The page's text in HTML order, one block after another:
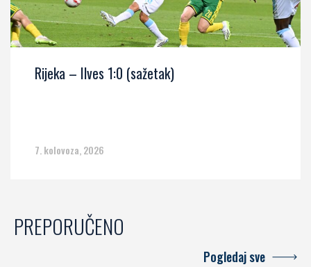
Rijeka – Ilves 1:0 (sažetak)
7. kolovoza, 2026
PREPORUČENO
Pogledaj sve